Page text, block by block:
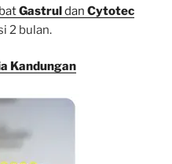
Gastruldan Cytotec
2 bulan.
Kandungan